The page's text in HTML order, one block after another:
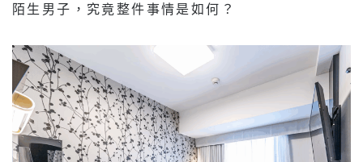
陌生男子，究竟整件事情是如何？